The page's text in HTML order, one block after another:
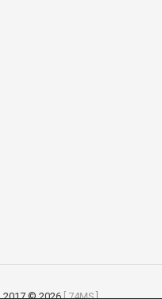
2017 © 2026[ 74MS ]